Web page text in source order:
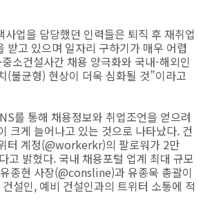
사업을 담당했던 인력들은 퇴직 후 재취업
받고 있으며 일자리 구하기가 매우 어렵
소건설사간 채용 양극화와 국내-해외인
(불균형) 현상이 더욱 심화될 것”이라고
를 통해 채용정보와 취업조언을 얻으려
크게 늘어나고 있는 것으로 나타났다. 건
터 계정(@workerkr)의 팔로워가 2만
고 밝혔다. 국내 채용포털 업계 최대 규모
종현 사장(@consline)과 유종욱 총괄이
설인, 예비 건설인과의 트위터 소통에 적